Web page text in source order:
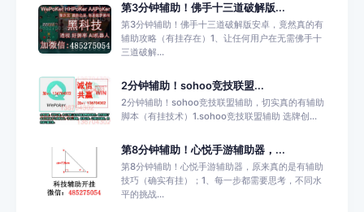
第3分钟辅助！佛手十三道破解版...
第3分钟辅助！佛手十三道破解版安卓，竟然真的有
辅助攻略（有挂存在）1、让任何用户在无需佛手十
三道破解...
2分钟辅助！sohoo竞技联盟...
2分钟辅助！sohoo竞技联盟辅助，切实真的有辅助
脚本（有挂技术）1.sohoo竞技联盟辅助 选牌创...
第8分钟辅助！心悦手游辅助器，...
第8分钟辅助！心悦手游辅助器，原来真的是有辅助
技巧（确实有挂）；1、每一步都需要思考，不同水
平的挑战...